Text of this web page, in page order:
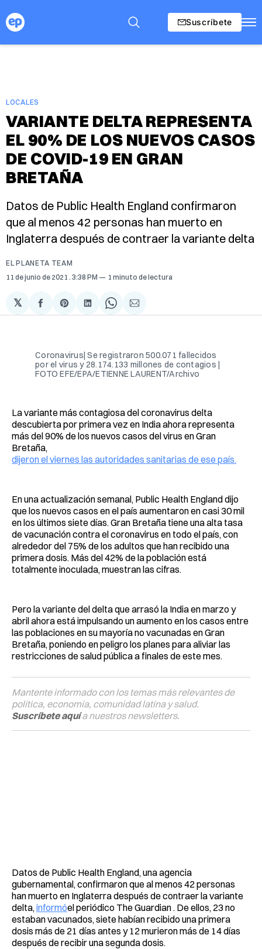
Suscríbete
LOCALES
VARIANTE DELTA REPRESENTA
EL 90% DE LOS NUEVOS CASOS
DE COVID-19 EN GRAN
BRETAÑA
Datos de Public Health England confirmaron
que al menos 42 personas han muerto en
Inglaterra después de contraer la variante delta
EL PLANETA TEAM
11 de junio de 2021 . 3:38 PM 1 minuto de lectura
𝕏
Compartir
en
Share
on
Compartir
en
Share
on
Compartir
via
Coronavirus| Se registraron 500.071 fallecidos
por el virus y 28.174.133 millones de contagios |
FOTO EFE/EPA/ETIENNE LAURENT/Archivo
La variante más contagiosa del coronavirus delta
descubierta por primera vez en India ahora representa
más del 90% de los nuevos casos del virus en Gran
Bretaña,
dijeron el viernes las autoridades sanitarias de ese país.
En una actualización semanal, Public Health England dijo
que los nuevos casos en el país aumentaron en casi 30 mil
en los últimos siete días. Gran Bretaña tiene una alta tasa
de vacunación contra el coronavirus en todo el país, con
alrededor del 75% de los adultos que han recibido una
primera dosis. Más del 42% de la población está
totalmente inoculada, muestran las cifras.
Pero la variante del delta que arrasó la India en marzo y
abril ahora está impulsando un aumento en los casos entre
las poblaciones en su mayoría no vacunadas en Gran
Bretaña, poniendo en peligro los planes para aliviar las
restricciones de salud pública a finales de este mes.
Mantente informado con los temas más relevantes de
política, economía, comunidad latina y salud.
Suscríbete aquía nuestros newsletters.
Datos de Public Health England, una agencia
gubernamental, confirmaron que al menos 42 personas
han muerto en Inglaterra después de contraer la variante
delta, informóel periódico The Guardian . De ellos, 23 no
estaban vacunados, siete habían recibido una primera
dosis más de 21 días antes y 12 murieron más de 14 días
después de recibir una segunda dosis.